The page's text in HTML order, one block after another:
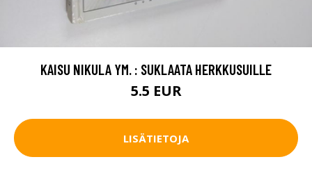
KAISU NIKULA YM. : SUKLAATA HERKKUSUILLE
5.5 EUR
LISÄTIETOJA